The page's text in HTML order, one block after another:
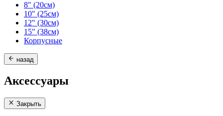
8" (20см)
10" (25см)
12" (30см)
15" (38см)
Корпусные
назад
Аксессуары
Закрыть